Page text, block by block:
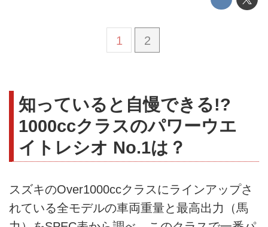
1 2
知っていると自慢できる!?
1000ccクラスのパワーウエ
イトレシオ No.1は？
スズキのOver1000ccクラスにラインアップさ
れている全モデルの車両重量と最高出力（馬